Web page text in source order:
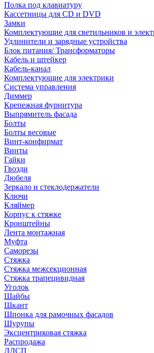
Полка под клавиатуру
Кассетницы для CD и DVD
Замки
Комплектующие для светильников и
Удлинители и зарядные устройства
Блок питания/ Трансформаторы
Кабель и штейкер
Кабель-канал
Комплектующие для электрики
Система управления
Диммер
Крепежная фурнитура
Выпрямитель фасада
Болты
Болты весовые
Винт-конфирмат
Винты
Гайки
Гвозди
Дюбеля
Зеркало и стеклодержатели
Ключи
Кляймер
Корпус к стяжке
Кронштейны
Лента монтажная
Муфта
Саморезы
Стяжка
Стяжка межсекционная
Стяжка трапецивидная
Уголок
Шайбы
Шкант
Шпонка для рамочных фасадов
Шурупы
Эксцентриковая стяжка
Распродажа
ЛДСП